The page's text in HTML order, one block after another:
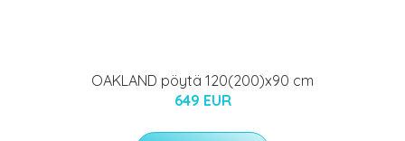
OAKLAND pöytä 120(200)x90 cm
649 EUR